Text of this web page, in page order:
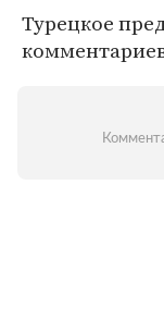
Турецкое